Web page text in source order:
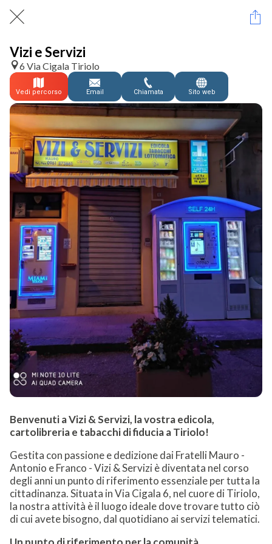
Vizi e Servizi
6 Via Cigala Tiriolo
Vedi percorso Email Chiamata Sito web
Benvenuti a Vizi & Servizi, la vostra edicola,
cartolibreria e tabacchi di fiducia a Tiriolo!
Gestita con passione e dedizione dai Fratelli Mauro -
Antonio e Franco - Vizi & Servizi è diventata nel corso
degli anni un punto di riferimento essenziale per tutta la
cittadinanza. Situata in Via Cigala 6, nel cuore di Tiriolo,
la nostra attività è il luogo ideale dove trovare tutto ciò
di cui avete bisogno, dal quotidiano ai servizi telematici.